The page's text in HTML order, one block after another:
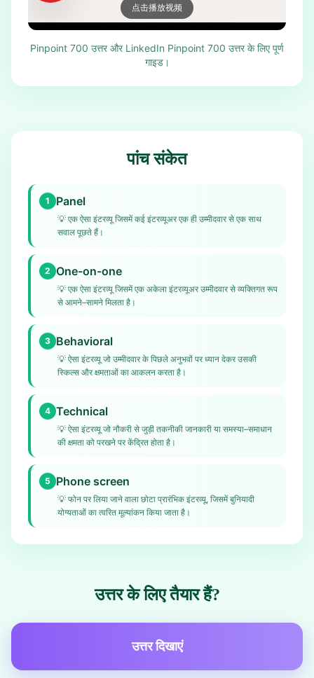
点击播放视频
Pinpoint 700 उत्तर और LinkedIn Pinpoint 700 उत्तर के लिए पूर्ण
गाइड।
पांच संकेत
1 Panel
💡 एक ऐसा इंटरव्यू जिसमें कई इंटरव्यूअर एक ही उम्मीदवार से एक साथ
सवाल पूछते हैं।
2 One-on-one
💡 एक ऐसा इंटरव्यू जिसमें एक अकेला इंटरव्यूअर उम्मीदवार से व्यक्तिगत रूप
से आमने–सामने मिलता है।
3 Behavioral
💡 ऐसा इंटरव्यू जो उम्मीदवार के पिछले अनुभवों पर ध्यान देकर उसकी
स्किल्स और क्षमताओं का आकलन करता है।
4 Technical
💡 ऐसा इंटरव्यू जो नौकरी से जुड़ी तकनीकी जानकारी या समस्या–समाधान
की क्षमता को परखने पर केंद्रित होता है।
5 Phone screen
💡 फोन पर लिया जाने वाला छोटा प्रारंभिक इंटरव्यू, जिसमें बुनियादी
योग्यताओं का त्वरित मूल्यांकन किया जाता है।
उत्तर के लिए तैयार हैं?
उत्तर दिखाएं